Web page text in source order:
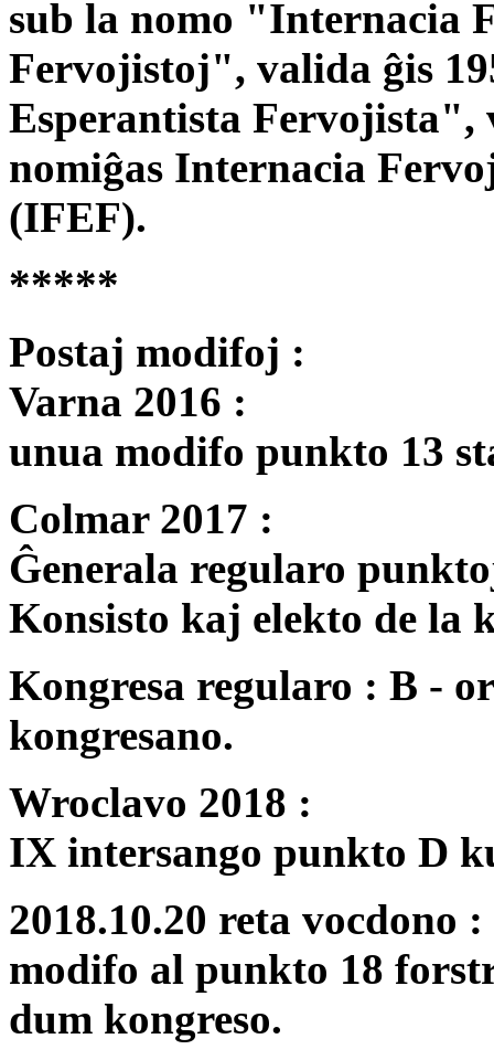
sub la nomo "Internacia
Fervojistoj", valida ĝis
Esperantista Fervojista",
nomiĝas Internacia
(IFEF).
*****
Postaj modifoj :
Varna 2016 :
unua modifo punkto 13
Colmar 2017 :
Ĝenerala regularo
Konsisto kaj elekto de la
Kongresa regularo : B -
kongresano.
Wroclavo 2018 :
IX intersango punkto D
2018.10.20 reta vocdono :
modifo al punkto 18
dum kongreso.